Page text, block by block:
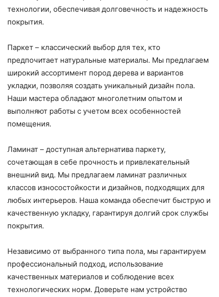
технологии, обеспечивая долговечность и надежность
покрытия.
Паркет – классический выбор для тех, кто
предпочитает натуральные материалы. Мы предлагаем
широкий ассортимент пород дерева и вариантов
укладки, позволяя создать уникальный дизайн пола.
Наши мастера обладают многолетним опытом и
выполняют работы с учетом всех особенностей
помещения.
Ламинат – доступная альтернатива паркету,
сочетающая в себе прочность и привлекательный
внешний вид. Мы предлагаем ламинат различных
классов износостойкости и дизайнов, подходящих для
любых интерьеров. Наша команда обеспечит быструю и
качественную укладку, гарантируя долгий срок службы
покрытия.
Независимо от выбранного типа пола, мы гарантируем
профессиональный подход, использование
качественных материалов и соблюдение всех
технологических норм. Доверьте нам устройство